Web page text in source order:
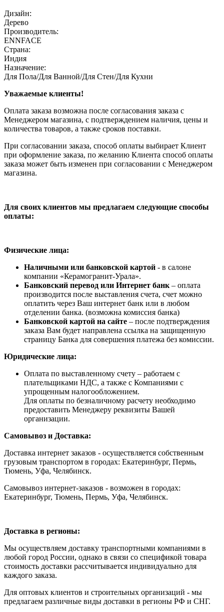
Дизайн:
Дерево
Производитель:
ENNFACE
Страна:
Индия
Назначение:
Для Пола/Для Ванной/Для Стен/Для Кухни
Уважаемые клиенты!
Оплата заказа возможна после согласования заказа с
Менеджером магазина, с подтверждением наличия, цены и
количества товаров, а также сроков поставки.
При согласовании заказа, способ оплаты выбирает Клиент
при оформление заказа, по желанию Клиента способ оплаты
заказа может быть изменен при согласовании с Менеджером
магазина.
Для своих клиентов мы предлагаем следующие способы
оплаты:
Физические лица:
Наличными или банковской картой - в салоне
компании «Керамогранит-Урала».
Банковский перевод или Интернет банк – оплата
производится после выставления счета, счет можно
оплатить через Ваш интернет банк или в любом
отделении банка. (возможна комиссия банка)
Банковской картой на сайте – после подтверждения
заказа Вам будет направлена ссылка на защищенную
страницу Банка для совершения платежа без комиссии.
Юридические лица:
Оплата по выставленному счету – работаем с
плательщиками НДС, а также с Компаниями с
упрощенным налогообложением.
Для оплаты по безналичному расчету необходимо
предоставить Менеджеру реквизиты Вашей
организации.
Самовывоз и Доставка:
Доставка интернет заказов - осуществляется собственным
грузовым транспортом в городах: Екатеринбург, Пермь,
Тюмень, Уфа, Челябинск.
Самовывоз интернет-заказов - возможен в городах:
Екатеринбург, Тюмень, Пермь, Уфа, Челябинск.
Доставка в регионы:
Мы осуществляем доставку транспортными компаниями в
любой город России, однако в связи со спецификой товара
стоимость доставки рассчитывается индивидуально для
каждого заказа.
Для оптовых клиентов и строительных организаций - мы
предлагаем различные виды доставки в регионы РФ и СНГ.